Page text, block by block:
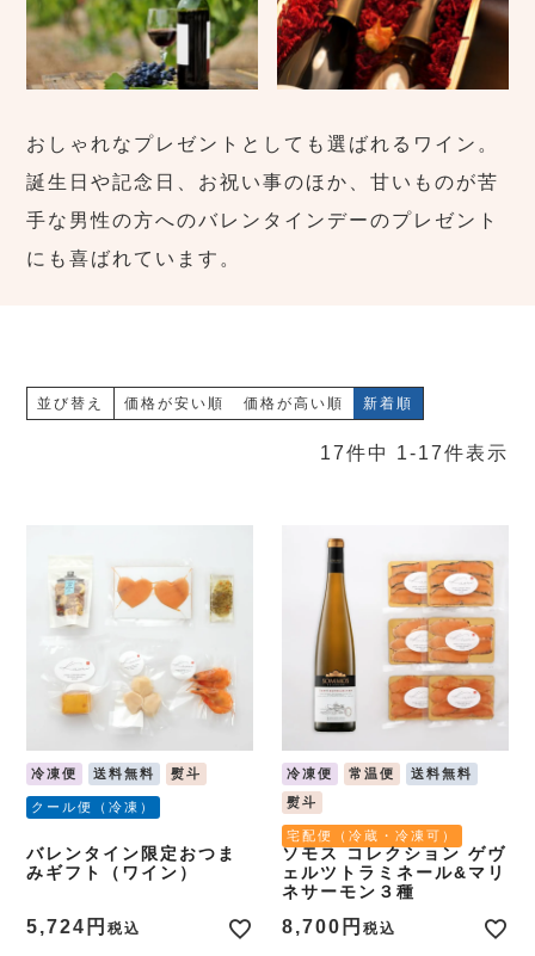
おしゃれなプレゼントとしても選ばれるワイン。
誕生日や記念日、お祝い事のほか、甘いものが苦
手な男性の方へのバレンタインデーのプレゼント
にも喜ばれています。
並び替え 価格が安い順 価格が高い順 新着順
17件中 1-17件表示
冷凍便 送料無料 熨斗
クール便（冷凍）
バレンタイン限定おつま
みギフト（ワイン）
5,724 税込
冷凍便 常温便
送料無料
熨斗
宅配便（冷蔵・冷凍可）
ソモス コレクション ゲヴ
ェルツトラミネール&マリ
ネサーモン３種
8,700 税込